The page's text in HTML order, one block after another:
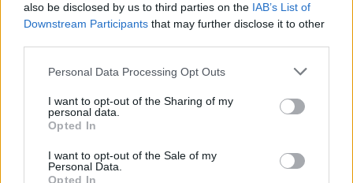
also be disclosed by us to third parties on the IAB’s List of
Downstream Participants that may further disclose it to other
Please note that this website/app uses one or more Google
not limited to your visit or usage behaviour. You may click to
grant or deny consent to Google and its third-party tags to
use your data for below specified purposes in below Google
consent section.
Personal Data Processing Opt Outs
I want to opt-out of the Sharing of my
personal data.
Opted In
I want to opt-out of the Sale of my
Personal Data.
Opted In
Primo giorno a Dimaro: il Napoli inizia il
ritiro tra gli...